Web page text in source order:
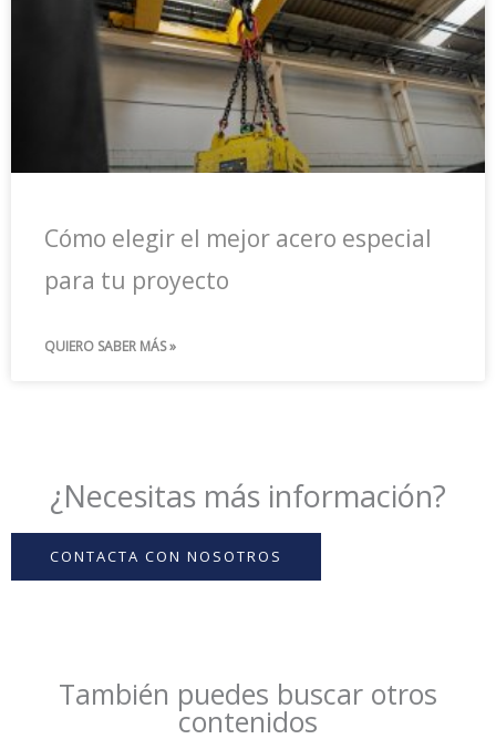
Cómo elegir el mejor acero especial
para tu proyecto
QUIERO SABER MÁS »
¿Necesitas más información?
CONTACTA CON NOSOTROS
También puedes buscar otros
contenidos